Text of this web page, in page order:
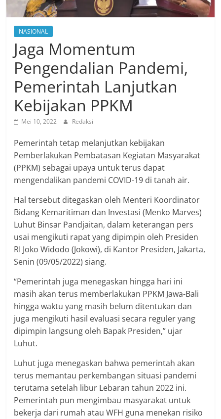
NASIONAL
Jaga Momentum
Pengendalian Pandemi,
Pemerintah Lanjutkan
Kebijakan PPKM
Mei 10, 2022 Redaksi
Pemerintah tetap melanjutkan kebijakan
Pemberlakukan Pembatasan Kegiatan Masyarakat
(PPKM) sebagai upaya untuk terus dapat
mengendalikan pandemi COVID-19 di tanah air.
Hal tersebut ditegaskan oleh Menteri Koordinator
Bidang Kemaritiman dan Investasi (Menko Marves)
Luhut Binsar Pandjaitan, dalam keterangan pers
usai mengikuti rapat yang dipimpin oleh Presiden
RI Joko Widodo (Jokowi), di Kantor Presiden, Jakarta,
Senin (09/05/2022) siang.
“Pemerintah juga menegaskan hingga hari ini
masih akan terus memberlakukan PPKM Jawa-Bali
hingga waktu yang masih belum ditentukan dan
juga mengikuti hasil evaluasi secara reguler yang
dipimpin langsung oleh Bapak Presiden,” ujar
Luhut.
Luhut juga menegaskan bahwa pemerintah akan
terus memantau perkembangan situasi pandemi
terutama setelah libur Lebaran tahun 2022 ini.
Pemerintah pun mengimbau masyarakat untuk
bekerja dari rumah atau WFH guna menekan risiko